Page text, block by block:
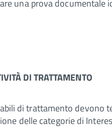
una prova
DI TRATTAMENTO
di trattamento devono
delle categorie di